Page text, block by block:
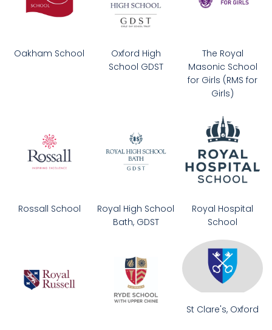
Oakham School
Oxford High
School GDST
The Royal
Masonic School
for Girls (RMS for
Girls)
Rossall School
Royal High School
Bath, GDST
Royal Hospital
School
St Clare's, Oxford